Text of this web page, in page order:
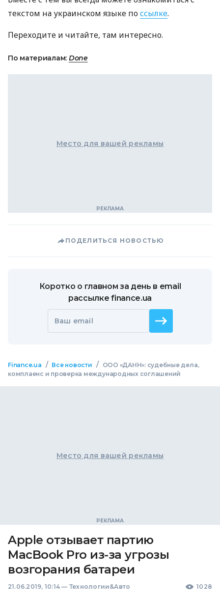
текстом на украинском языке поссылке.
Переходите и читайте, там интересно.
По материалам: Done
Место для вашей рекламы
ПОДЕЛИТЬСЯ НОВОСТЬЮ
Коротко о главном за день в email
рассылке finance.ua
Ваш email
Finance.ua / Все новости /
ООО «ДАНН»: судебные дела,
комплаенс и проверка международных соглашений
Место для вашей рекламы
Apple отзывает партию
MacBook Pro из-за угрозы
возгорания батареи
21.06.2019, 10:14 — Технологии&Авто 1028